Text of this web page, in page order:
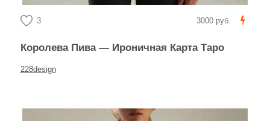
3 3000 руб.
Королева Пива — Ироничная Карта Таро
228design